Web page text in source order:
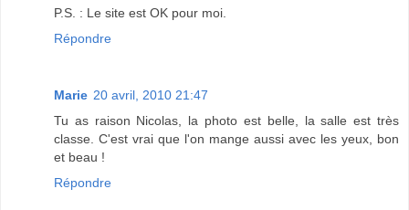
P.S. : Le site est OK pour moi.
Répondre
Marie 20 avril, 2010 21:47
Tu as raison Nicolas, la photo est belle, la salle est très
classe. C'est vrai que l'on mange aussi avec les yeux, bon
et beau !
Répondre